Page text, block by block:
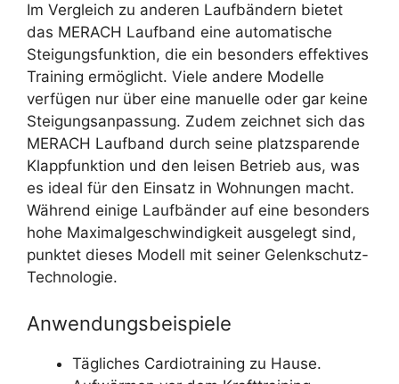
Im Vergleich zu anderen Laufbändern bietet
das MERACH Laufband eine automatische
Steigungsfunktion, die ein besonders effektives
Training ermöglicht. Viele andere Modelle
verfügen nur über eine manuelle oder gar keine
Steigungsanpassung. Zudem zeichnet sich das
MERACH Laufband durch seine platzsparende
Klappfunktion und den leisen Betrieb aus, was
es ideal für den Einsatz in Wohnungen macht.
Während einige Laufbänder auf eine besonders
hohe Maximalgeschwindigkeit ausgelegt sind,
punktet dieses Modell mit seiner Gelenkschutz-
Technologie.
Anwendungsbeispiele
Tägliches Cardiotraining zu Hause.